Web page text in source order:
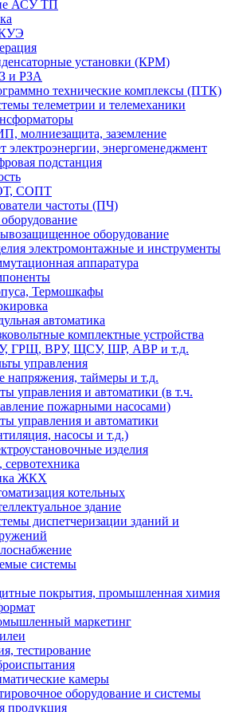
АСУ ТП
установки (КРМ)
и РЗА
технические комплексы (ПТК)
телеметрии и телемеханики
молниезащита, заземление
электроэнергии, энергоменеджмент
подстанция
СОПТ
частоты (ПЧ)
оборудование
электромонтажные и инструменты
аппаратура
Термошкафы
автоматика
комплектные устройства
ГРЩ, ВРУ, ЩСУ, ШР, АВР и т.д.
управления
напряжения, таймеры и т.д.
управления и автоматики (в т.ч.
пожарными насосами)
управления и автоматики
насосы и т.д.)
изделия
ЖКХ
котельных
здание
диспетчеризации зданий и
системы
покрытия, промышленная химия
маркетинг
тестирование
камеры
оборудование и системы
продукция